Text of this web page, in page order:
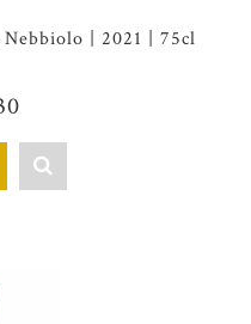
| 2021 | 75cl